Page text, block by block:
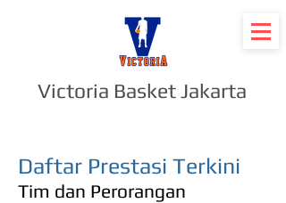
Victoria Basket Jakarta
Daftar Prestasi Terkini
Tim dan Perorangan